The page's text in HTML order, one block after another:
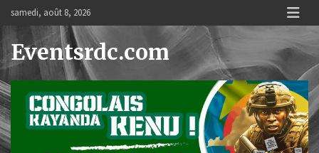
content
samedi, août 8, 2026
Eventsrdc.com